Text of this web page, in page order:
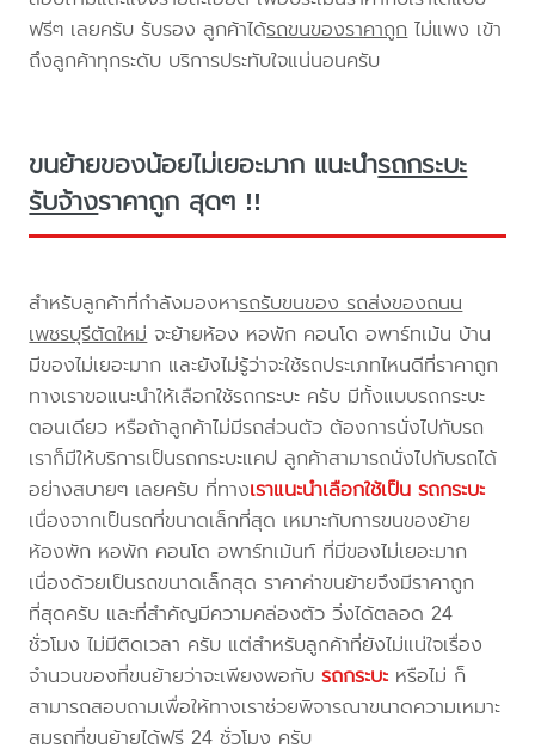
ฟรีๆ เลยครับ รับรอง ลูกค้าได้รถขนของราคาถูกไม่แพง เข้า
ถึงลูกค้าทุกระดับ บริการประทับใจแน่นอนครับ
ขนย้ายของน้อยไม่เยอะมาก แนะนำรถกระบะ
รับจ้างราคาถูก สุดๆ !!
สำหรับลูกค้าที่กำลังมองหารถรับขนของ รถส่งของถนน
เพชรบุรีตัดใหม่ จะย้ายห้อง หอพัก คอนโด อพาร์ทเม้น บ้าน
มีของไม่เยอะมาก และยังไม่รู้ว่าจะใช้รถประเภทไหนดีที่ราคาถูก
ทางเราขอแนะนำให้เลือกใช้รถกระบะ ครับ มีทั้งแบบรถกระบะ
ตอนเดียว หรือถ้าลูกค้าไม่มีรถส่วนตัว ต้องการนั่งไปกับรถ
เราก็มีให้บริการเป็นรถกระบะแคป ลูกค้าสามารถนั่งไปกับรถได้
อย่างสบายๆ เลยครับ ที่ทางเราแนะนำเลือกใช้เป็น รถกระบะ
เนื่องจากเป็นรถที่ขนาดเล็กที่สุด เหมาะกับการขนของย้าย
ห้องพัก หอพัก คอนโด อพาร์ทเม้นท์ ที่มีของไม่เยอะมาก
เนื่องด้วยเป็นรถขนาดเล็กสุด ราคาค่าขนย้ายจึงมีราคาถูก
ที่สุดครับ และที่สำคัญมีความคล่องตัว วิ่งได้ตลอด 24
ชั่วโมง ไม่มีติดเวลา ครับ แต่สำหรับลูกค้าที่ยังไม่แน่ใจเรื่อง
จำนวนของที่ขนย้ายว่าจะเพียงพอกับรถกระบะ หรือไม่ ก็
สามารถสอบถามเพื่อให้ทางเราช่วยพิจารณาขนาดความเหมาะ
สมรถที่ขนย้ายได้ฟรี 24 ชั่วโมง ครับ